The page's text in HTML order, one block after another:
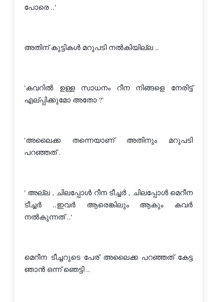
പോരെ ..'
അതിന് കുട്ടികള്‍ മറുപടി നല്‍കിയില്ല ..
'കവറില്‍ ഉള്ള സാധനം റീന നിങ്ങളെ നേരിട്ട്
എല്പ്പിക്കുമോ അതോ ?'
'അലൈക്ക തന്നെയാണ് അതിനും മറുപടി
പറഞ്ഞത് .
' അല്ല , ചിലപ്പോള്‍ റീന ടീച്ചര്‍ , ചിലപ്പോള്‍ മെറീന
ടീച്ചര്‍ ..ഇവര്‍ ആരെങ്കിലും ആകും കവര്‍
നല്‍കുന്നത് ..'
മെറീന ടീച്ചറുടെ പേര് അലൈക്ക പറഞ്ഞത് കേട്ട
ഞാന്‍ ഒന്ന്‍ ഞെട്ടി ..